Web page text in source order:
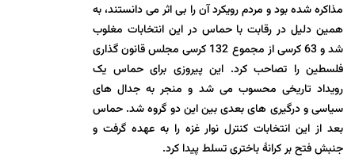
مذاکره شده بود و مردم رویکرد آن را بی اثر می دانستند، به
همین دلیل در رقابت با حماس در این انتخابات مغلوب
شد و 63 کرسی از مجموع 132 کرسی مجلس قانون گذاری
فلسطین را تصاحب کرد. این پیروزی برای حماس یک
رویداد تاریخی محسوب می شد و منجر به جدال های
سیاسی و درگیری های بعدی بین این دو گروه شد. حماس
بعد از این انتخابات کنترل نوار غزه را به عهده گرفت و
جنبش فتح بر کرانۀ باختری تسلط پیدا کرد.